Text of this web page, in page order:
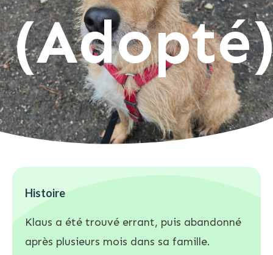
Histoire
Klaus a été trouvé errant, puis abandonné
après plusieurs mois dans sa famille.